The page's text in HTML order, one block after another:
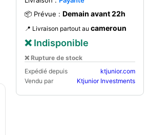
📦 Prévue : Demain avant 22h
📍 Livraison partout au cameroun
❌ Indisponible
❌ Rupture de stock
Expédié depuis
ktjunior.com
Vendu par
Ktjunior Investments